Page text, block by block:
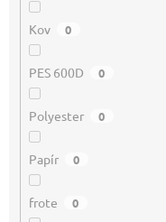
Kov 0
PES 600D 0
Polyester 0
Papír 0
frote 0